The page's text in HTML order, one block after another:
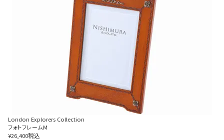
London Explorers Collection
フォトフレームM
¥26,400税込